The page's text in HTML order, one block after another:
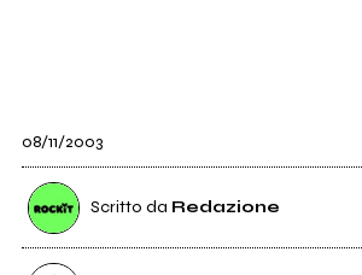
08/11/2003
Scritto da Redazione